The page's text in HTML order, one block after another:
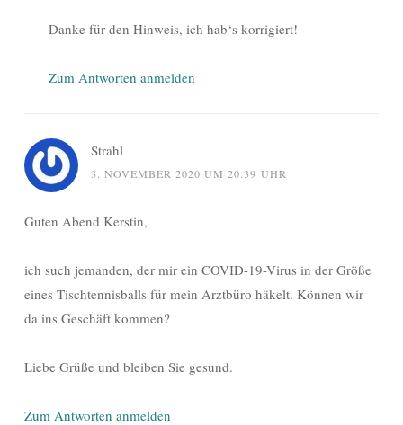
Danke für den Hinweis, ich hab‘s korrigiert!
Zum Antworten anmelden
Strahl
3. NOVEMBER 2020 UM 20:39 UHR
Guten Abend Kerstin,
ich such jemanden, der mir ein COVID-19-Virus in der Größe
eines Tischtennisballs für mein Arztbüro häkelt. Können wir
da ins Geschäft kommen?
Liebe Grüße und bleiben Sie gesund.
Zum Antworten anmelden